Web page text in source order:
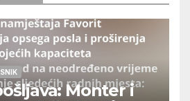
Monter i